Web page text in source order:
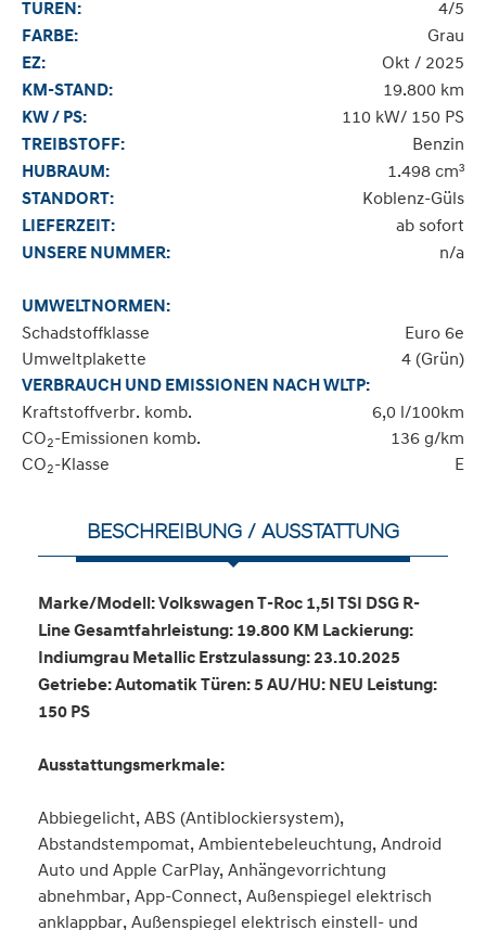
TÜREN:
4/5
FARBE:
Grau
EZ:
Okt / 2025
KM-STAND:
19.800 km
KW / PS:
110 kW/ 150 PS
TREIBSTOFF:
Benzin
HUBRAUM:
1.498 cm³
STANDORT:
Koblenz-Güls
LIEFERZEIT:
ab sofort
UNSERE NUMMER:
n/a
UMWELTNORMEN:
Schadstoffklasse
Euro 6e
Umweltplakette
4 (Grün)
VERBRAUCH UND EMISSIONEN NACH WLTP:
Kraftstoffverbr. komb.
6,0 l/100km
CO2-Emissionen komb.
136 g/km
CO2-Klasse E
BESCHREIBUNG / AUSSTATTUNG
Marke/Modell: Volkswagen T-Roc 1,5l TSI DSG R-
Line Gesamtfahrleistung: 19.800 KM Lackierung:
Indiumgrau Metallic Erstzulassung: 23.10.2025
Getriebe: Automatik Türen: 5 AU/HU: NEU Leistung:
150 PS
Ausstattungsmerkmale:
Abbiegelicht, ABS (Antiblockiersystem),
Abstandstempomat, Ambientebeleuchtung, Android
Auto und Apple CarPlay, Anhängevorrichtung
abnehmbar, App-Connect, Außenspiegel elektrisch
anklappbar, Außenspiegel elektrisch einstell- und